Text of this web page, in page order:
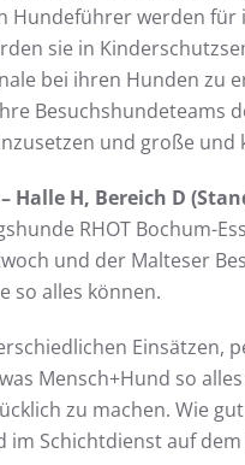
Hundeführer werden für
sie in
bei ihren Hunden zu
Besuchshundeteams
und große
Halle H, Bereich D
RHOT Bochum-
und der Malteser
so alles können.
Einsätzen,
Mensch+Hund so
zu machen. Wie
im Schichtdienst auf